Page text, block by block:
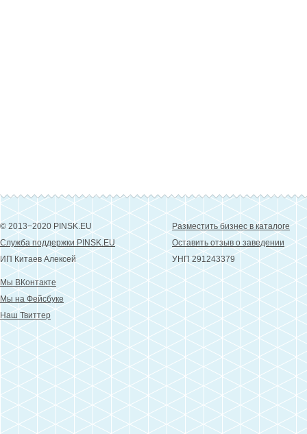
© 2013−2020 PINSK.EU
Служба поддержки PINSK.EU
ИП Китаев Алексей
Разместить бизнес в каталоге
Оставить отзыв о заведении
УНП 291243379
Мы ВКонтакте
Мы на Фейсбуке
Наш Твиттер